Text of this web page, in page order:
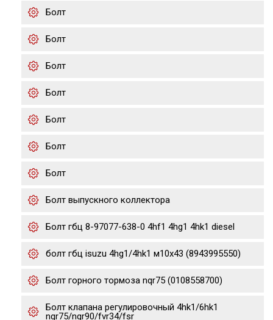
Болт
Болт
Болт
Болт
Болт
Болт
Болт
Болт выпускного коллектора
Болт гбц 8-97077-638-0 4hf1 4hg1 4hk1 diesel
болт гбц isuzu 4hg1/4hk1 м10х43 (8943995550)
Болт горного тормоза nqr75 (0108558700)
Болт клапана регулировочный 4hk1/6hk1
nqr75/nqr90/fvr34/fsr